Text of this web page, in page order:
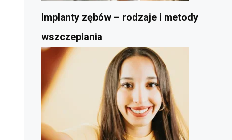
Implanty zębów – rodzaje i metody
wszczepiania